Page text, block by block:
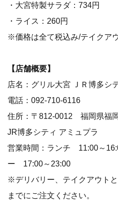
・大宮特製サラダ：734円
・ライス：260円
※価格は全て税込み/テイクア
【店舗概要】
店名：グリル大宮 ＪＲ博多シ
電話：092-710-6116
住所：〒812-0012 福岡県福
JR博多シティ アミュプラ
営業時間：ランチ 11:00～
ー 17:00～23:00
※デリバリー、テイクアウト
までにご注文ください。